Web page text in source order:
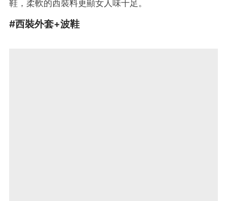
鞋，柔軟的西裝料更顯女人味十足。
#西裝外套+波鞋